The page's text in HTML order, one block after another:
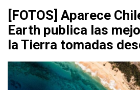
[FOTOS] Aparece
Earth publica las
la Tierra tomadas